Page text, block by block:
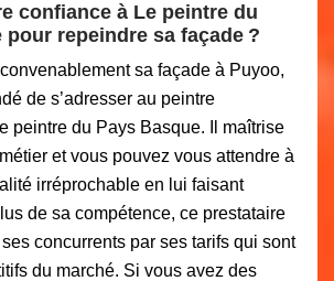
confiance à Le peintre du
pour repeindre sa façade ?
sa façade à Puyoo,
de s’adresser au peintre
peintre du Pays Basque. Il maîtrise
et vous pouvez vous attendre à
irréprochable en lui faisant
de sa compétence, ce prestataire
concurrents par ses tarifs qui sont
du marché. Si vous avez des